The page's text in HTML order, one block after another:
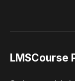
LMSCourse